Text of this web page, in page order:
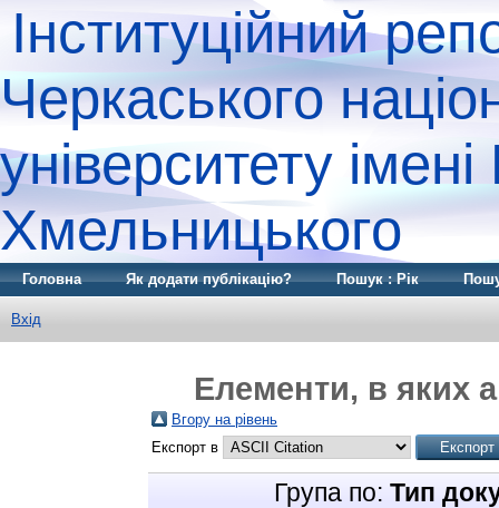
Інституційний
Черкаського
університету
Хмельницького
Головна Як додати публікацію? Пошук : Рік
Вхід
Елементи, в яких
Вгору на рівень
Експорт в
Група по: Тип